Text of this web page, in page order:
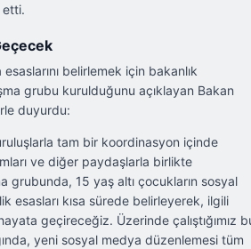
etti.
belirlemek için bakanlık
grubu kurulduğunu açıklayan Bakan
duyurdu:
tam bir koordinasyon içinde
ve diğer paydaşlarla birlikte
grubunda, 15 yaş altı çocukların sosyal
esasları kısa sürede belirleyerek, ilgili
geçireceğiz. Üzerinde çalıştığımız
yeni sosyal medya düzenlemesi tüm